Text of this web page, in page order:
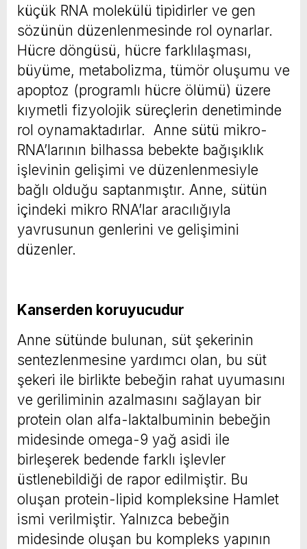
küçük RNA molekülü tipidirler ve gen
sözünün düzenlenmesinde rol oynarlar.
Hücre döngüsü, hücre farklılaşması,
büyüme, metabolizma, tümör oluşumu ve
apoptoz (programlı hücre ölümü) üzere
kıymetli fizyolojik süreçlerin denetiminde
rol oynamaktadırlar. Anne sütü mikro-
RNA’larının bilhassa bebekte bağışıklık
işlevinin gelişimi ve düzenlenmesiyle
bağlı olduğu saptanmıştır. Anne, sütün
içindeki mikro RNA’lar aracılığıyla
yavrusunun genlerini ve gelişimini
düzenler.
Kanserden koruyucudur
Anne sütünde bulunan, süt şekerinin
sentezlenmesine yardımcı olan, bu süt
şekeri ile birlikte bebeğin rahat uyumasını
ve geriliminin azalmasını sağlayan bir
protein olan alfa-laktalbuminin bebeğin
midesinde omega-9 yağ asidi ile
birleşerek bedende farklı işlevler
üstlenebildiği de rapor edilmiştir. Bu
oluşan protein-lipid kompleksine Hamlet
ismi verilmiştir. Yalnızca bebeğin
midesinde oluşan bu kompleks yapının